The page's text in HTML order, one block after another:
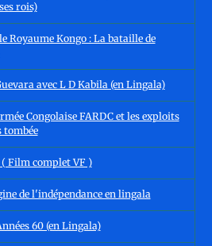
rois)
Royaume Kongo : La bataille de
avec L D Kabila (en Lingala)
Congolaise FARDC et les exploits
tombée
Film complet VF )
de l'indépendance en lingala
60 (en Lingala)